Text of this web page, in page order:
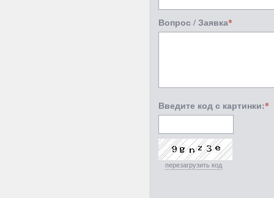
Вопрос / Заявка*
Введите код с картинки:*
перезагрузить код